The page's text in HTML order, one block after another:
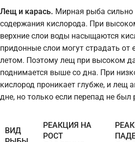
Лещ и карась. Мирная рыба сильно
содержания кислорода. При
верхние слои воды насыщаются
придонные слои могут страдать от
летом. Поэтому лещ при высоком
поднимается выше со дна. При
кислород проникает глубже, и лещ
дне, но только если перепад не был
ВИД
РЕАКЦИЯ НА
РОСТ